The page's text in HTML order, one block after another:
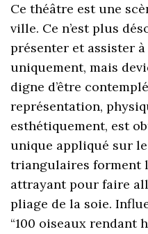
Ce théâtre est une
ville. Ce n’est plus
présenter et assister
uniquement, mais
digne d’être
représentation,
esthétiquement, est
unique appliqué sur
triangulaires forment
attrayant pour faire
pliage de la soie.
“100 oiseaux rendant